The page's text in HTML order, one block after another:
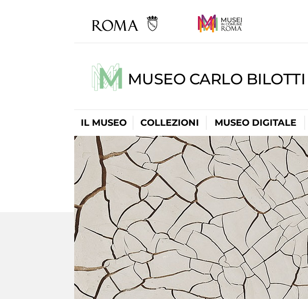
MUSEO CARLO
IL MUSEO COLLEZIONI MUSEO DIGITALE